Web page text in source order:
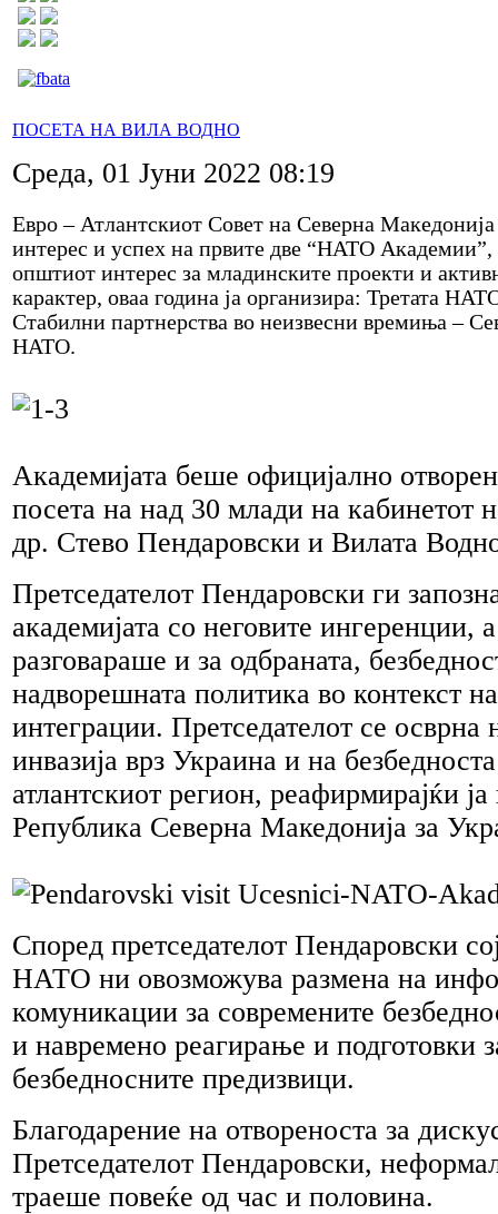
ПОСЕТА НА ВИЛА ВОДНО
Среда, 01 Јуни 2022 08:19
Евро – Атлантскиот Совет на Северна
интерес и успех на првите две “НАТО Академии”,
општиот интерес за младинските проекти и
карактер, оваа година ја организира: Третата
Стабилни партнерства во неизвесни времиња –
НАТО.
Академијата беше официјално
посета на над 30 млади на кабинетот
др. Стево Пендаровски и Вилата
Претседателот Пендаровски ги
академијата со неговите ингеренции,
разговараше и за одбраната,
надворешната политика во контекст
интеграции. Претседателот се осврна
инвазија врз Украина и на
атлантскиот регион, реафирмирајќи
Република Северна Македонија за
Според претседателот Пендаровски
НАТО ни овозможува размена на
комуникации за современите
и навремено реагирање и подготовки
безбедносните предизвици.
Благодарение на отвореноста за
Претседателот Пендаровски,
траеше повеќе од час и половина.